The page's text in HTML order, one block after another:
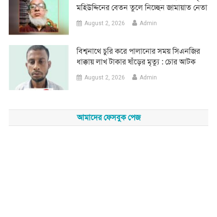
মহিউদ্দিনের বেতন তুলে নিচ্ছেন জামায়াত নেতা
August 2, 2026 Admin
‎বিশ্বনাথে চুরি করে পালানোর সময় সিএনজির
ধাক্কায় লাখ টাকার ষাঁড়ের মৃত্যু : চোর আটক
August 2, 2026 Admin
আমাদের ফেসবুক পেজ